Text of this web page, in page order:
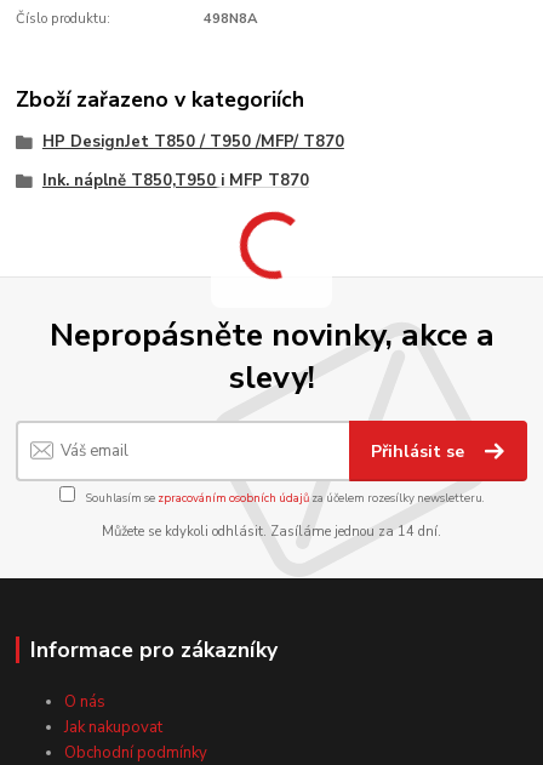
Číslo produktu: 498N8A
Zboží zařazeno v kategoriích
HP DesignJet T850 / T950 /MFP/ T870
Ink. náplně T850,T950 i MFP T870
Nepropásněte novinky, akce a
slevy!
Přihlásit se
Souhlasím se zpracováním osobních údajůza účelem rozesílky newsletteru.
Můžete se kdykoli odhlásit. Zasíláme jednou za 14 dní.
Informace pro zákazníky
O nás
Jak nakupovat
Obchodní podmínky